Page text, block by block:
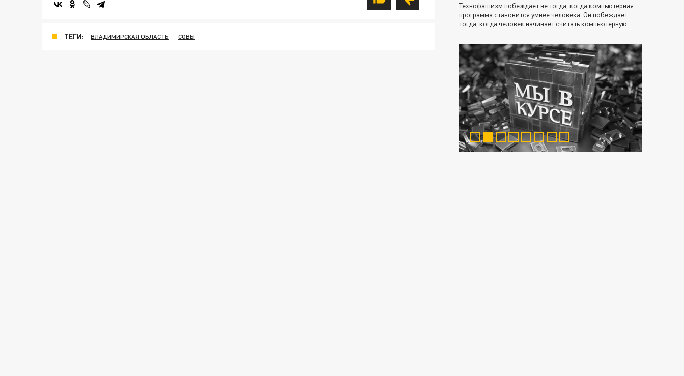
ТЕГИ: ВЛАДИМИРСКАЯ ОБЛАСТЬ СОВЫ
Технофашизм побеждает не тогда, когда компьютерная
программа становится умнее человека. Он побеждает
тогда, когда человек начинает считать компьютерную